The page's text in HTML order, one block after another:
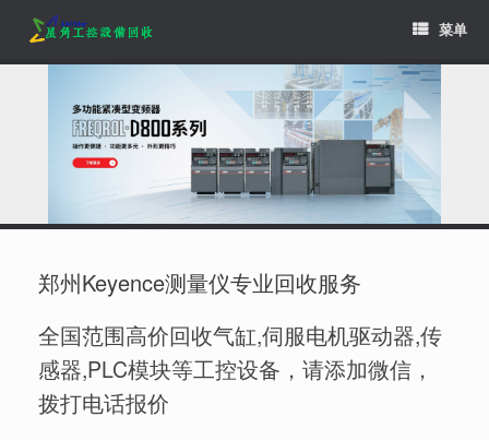
content
菜单
郑州Keyence测量仪专业回收服务
全国范围高价回收气缸,伺服电机驱动器,传
感器,PLC模块等工控设备，请添加微信，
拨打电话报价